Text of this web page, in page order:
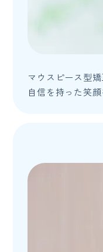
マウスピース型
自信を持った笑顔